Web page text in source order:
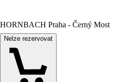
HORNBACH Praha - Černý Most
Nelze rezervovat